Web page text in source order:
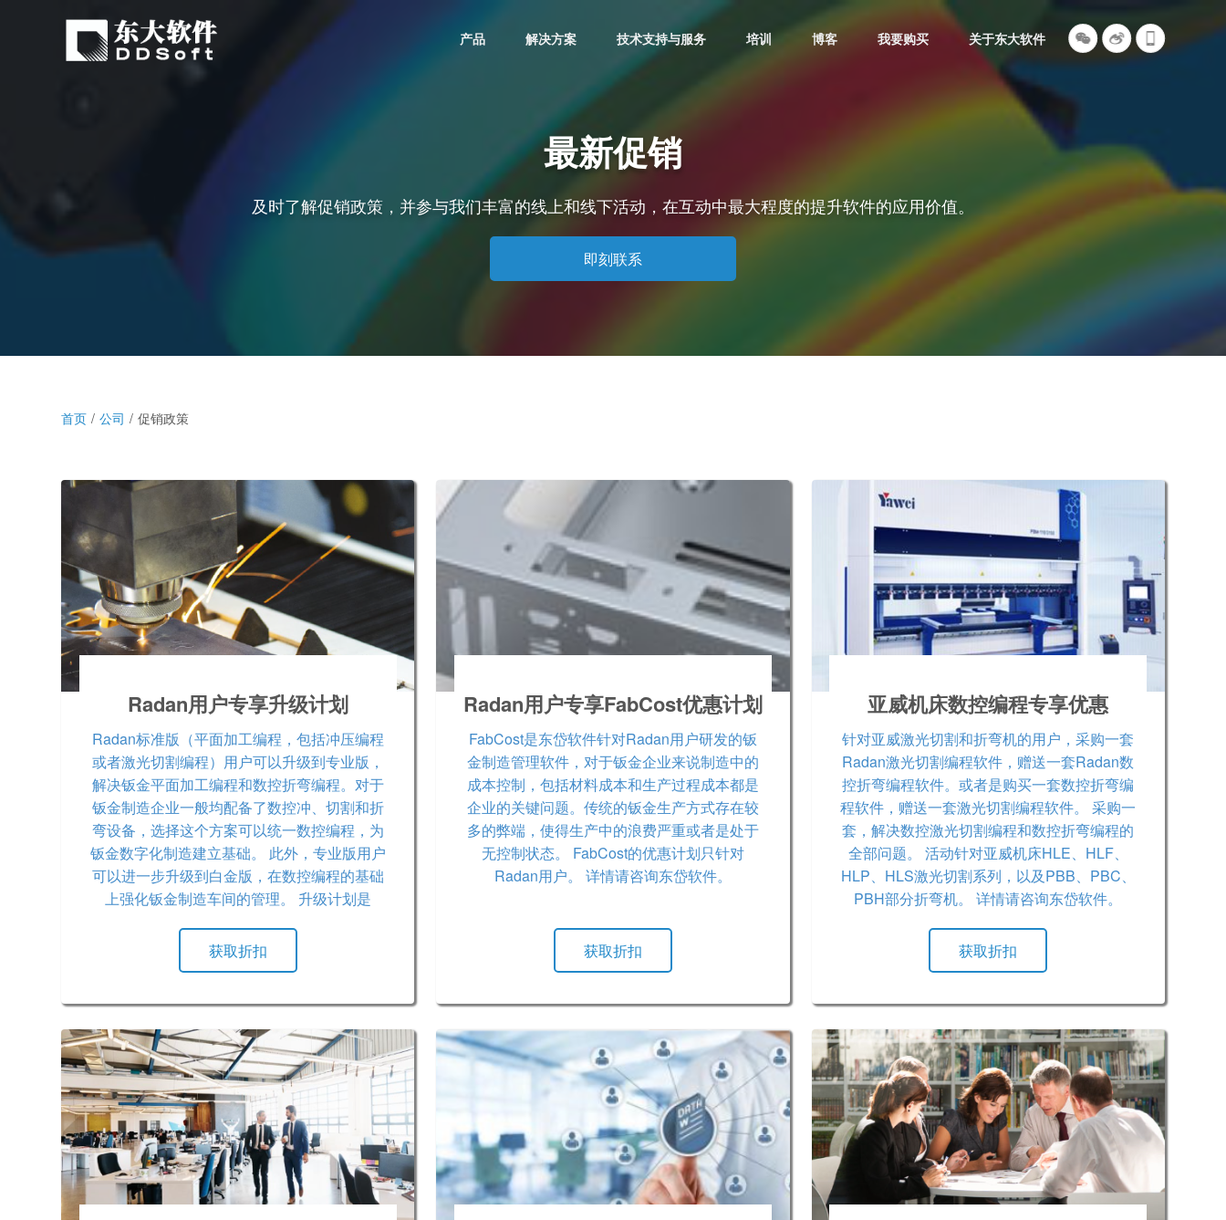
产品 解决方案 技术支持与服务 培训 博客 我要购买 关于东大软件
最新促销
及时了解促销政策，并参与我们丰富的线上和线下活动，在互动中最大程度的提升软件的应用价值。
即刻联系
首页 公司 促销政策
Radan用户专享升级计划
Radan标准版（平面加工编程，包括冲压编程
或者激光切割编程）用户可以升级到专业版，
解决钣金平面加工编程和数控折弯编程。对于
钣金制造企业一般均配备了数控冲、切割和折
弯设备，选择这个方案可以统一数控编程，为
钣金数字化制造建立基础。 此外，专业版用户
可以进一步升级到白金版，在数控编程的基础
上强化钣金制造车间的管理。 升级计划是
独采购可以最大节省40%的费用。 详情请咨询
东岱软件。
获取折扣
Radan用户专享FabCost优惠计划
FabCost是东岱软件针对Radan用户研发的钣
金制造管理软件，对于钣金企业来说制造中的
成本控制，包括材料成本和生产过程成本都是
企业的关键问题。传统的钣金生产方式存在较
多的弊端，使得生产中的浪费严重或者是处于
无控制状态。 FabCost的优惠计划只针对
Radan用户。 详情请咨询东岱软件。
获取折扣
亚威机床数控编程专享优惠
针对亚威激光切割和折弯机的用户，采购一套
Radan激光切割编程软件，赠送一套Radan数
控折弯编程软件。或者是购买一套数控折弯编
程软件，赠送一套激光切割编程软件。 采购一
套，解决数控激光切割编程和数控折弯编程的
全部问题。 活动针对亚威机床HLE、HLF、
HLP、HLS激光切割系列，以及PBB、PBC、
PBH部分折弯机。 详情请咨询东岱软件。
获取折扣